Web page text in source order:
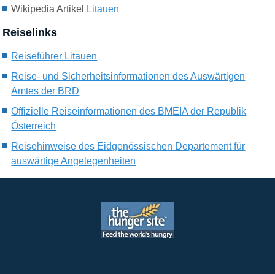
Wikipedia Artikel Litauen
Reiselinks
Reiseführer Litauen
Reise- und Sicherheitsinformationen des Auswärtigen
Amtes der BRD
Offizielle Reiseinformationen des BMEIA der Republik
Österreich
Reisehinweise des Eidgenössischen Departement für
auswärtige Angelegenheiten